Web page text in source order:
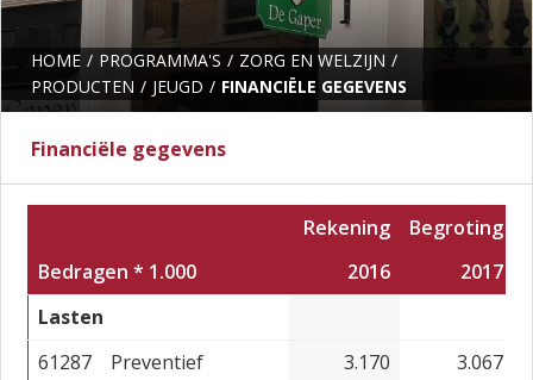
HOME PROGRAMMA'S
ZORG EN WELZIJN
PRODUCTEN
JEUGD FINANCIËLE GEGEVENS
Financiële gegevens
Rekening
Begroting
Bedragen * 1.000
2016
2017
Lasten
61287
Preventief
3.170 3.067